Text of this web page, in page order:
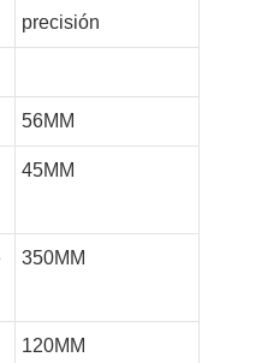
precisión
56MM
45MM
350MM
120MM